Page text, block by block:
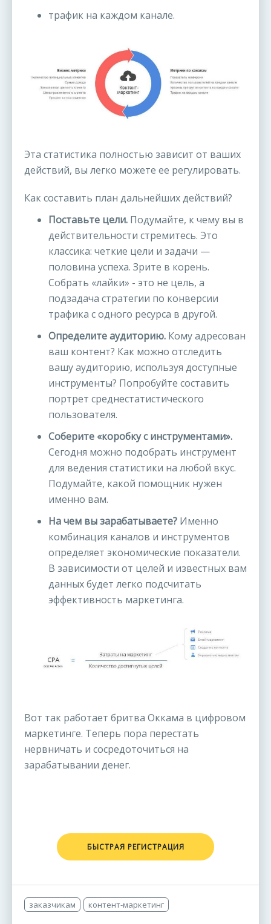
трафик на каждом канале.
Эта статистика полностью зависит от ваших
действий, вы легко можете ее регулировать.
Как составить план дальнейших действий?
Поставьте цели. Подумайте, к чему вы в
действительности стремитесь. Это
классика: четкие цели и задачи —
половина успеха. Зрите в корень.
Собрать «лайки» - это не цель, а
подзадача стратегии по конверсии
трафика с одного ресурса в другой.
Определите аудиторию. Кому адресован
ваш контент? Как можно отследить
вашу аудиторию, используя доступные
инструменты? Попробуйте составить
портрет среднестатистического
пользователя.
Соберите «коробку с инструментами».
Сегодня можно подобрать инструмент
для ведения статистики на любой вкус.
Подумайте, какой помощник нужен
именно вам.
На чем вы зарабатываете? Именно
комбинация каналов и инструментов
определяет экономические показатели.
В зависимости от целей и известных вам
данных будет легко подсчитать
эффективность маркетинга.
Вот так работает бритва Оккама в цифровом
маркетинге. Теперь пора перестать
нервничать и сосредоточиться на
зарабатывании денег.
БЫСТРАЯ РЕГИСТРАЦИЯ
заказчикам контент-маркетинг